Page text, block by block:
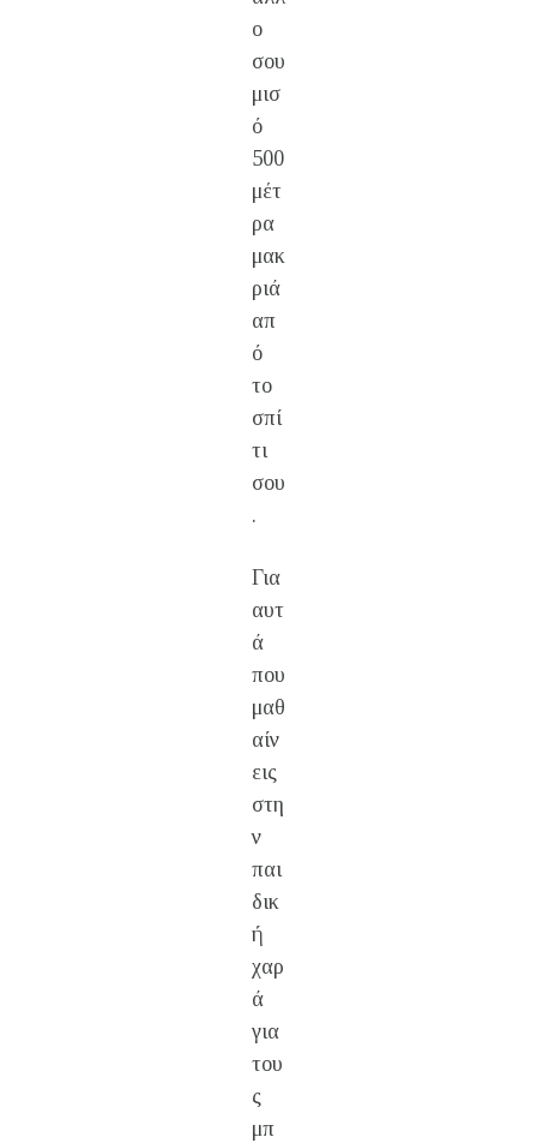
ο
σου
μισ
ό
500
μέτ
ρα
μακ
ριά
απ
ό
το
σπί
τι
σου
.
Για
αυτ
ά
που
μαθ
αίν
εις
στη
ν
παι
δικ
ή
χαρ
ά
για
του
ς
μπ